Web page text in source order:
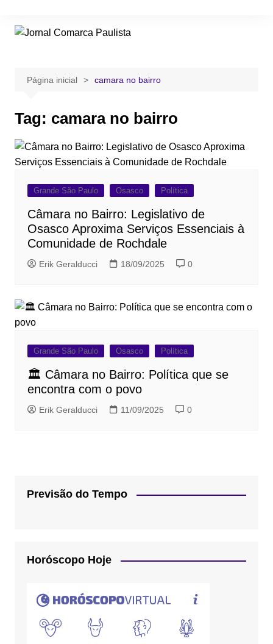
Página inicial camara no bairro
Tag: camara no bairro
Grande São Paulo Osasco Política
Câmara no Bairro: Legislativo de
Osasco Aproxima Serviços Essenciais à
Comunidade de Rochdale
Erik Geralducci 18/09/2025 0
Grande São Paulo Osasco Política
🏛 Câmara no Bairro: Política que se
encontra com o povo
Erik Geralducci 11/09/2025 0
Previsão do Tempo
Horóscopo Hoje